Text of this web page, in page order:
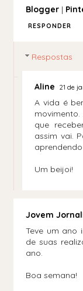
Blogger |
RESPONDER
Respostas
Aline 21 de
A vida é
que
assim vai.
Um beijoi!
Jovem
Teve um ano
de suas
ano.
Boa semana!